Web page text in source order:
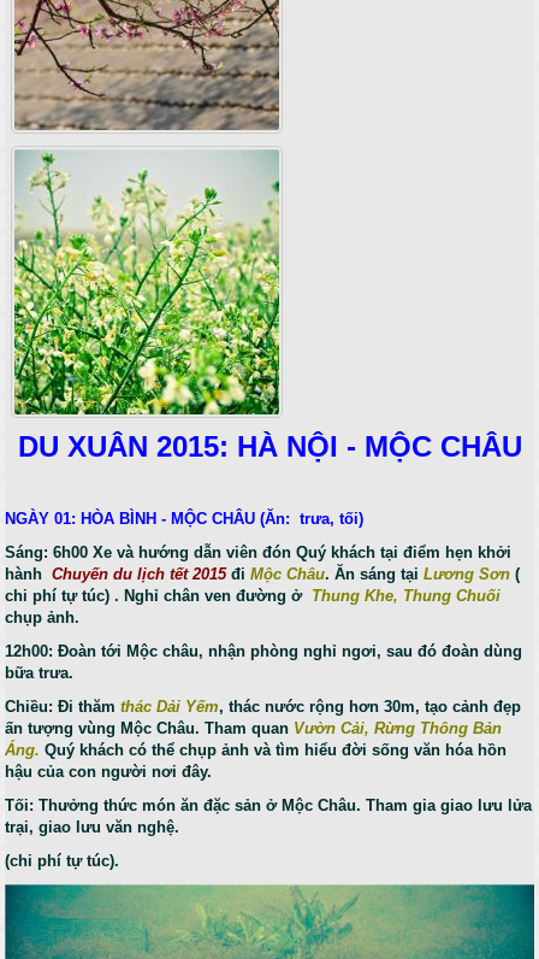
DU XUÂN 2015: HÀ NỘI - MỘC CHÂU
NGÀY 01: HÒA BÌNH - MỘC CHÂU (Ăn: trưa, tối)
Sáng: 6h00Xe và hướng dẫn viên đón Quý khách tại điểm hẹn khởi
hànhChuyến du lịch tết 2015đi Mộc Châu. Ăn sáng tạiLương Sơn (
chi phí tự túc) . Nghỉ chân ven đường ở Thung Khe, Thung Chuối
chụp ảnh.
12h00: Đoàn tới Mộc châu, nhận phòng nghỉ ngơi, sau đó đoàn dùng
bữa trưa.
Chiều: Đi thămthác Dải Yếm, thác nước rộng hơn 30m, tạo cảnh đẹp
ấn tượng vùng Mộc Châu. Tham quan Vườn Cải, Rừng Thông Bản
Áng. Quý khách có thể chụp ảnh và tìm hiểu đời sống văn hóa hồn
hậu của con người nơi đây.
Tối: Thưởng thức món ăn đặc sản ở Mộc Châu. Tham gia giao lưu lửa
trại, giao lưu văn nghệ.
(chi phí tự túc).